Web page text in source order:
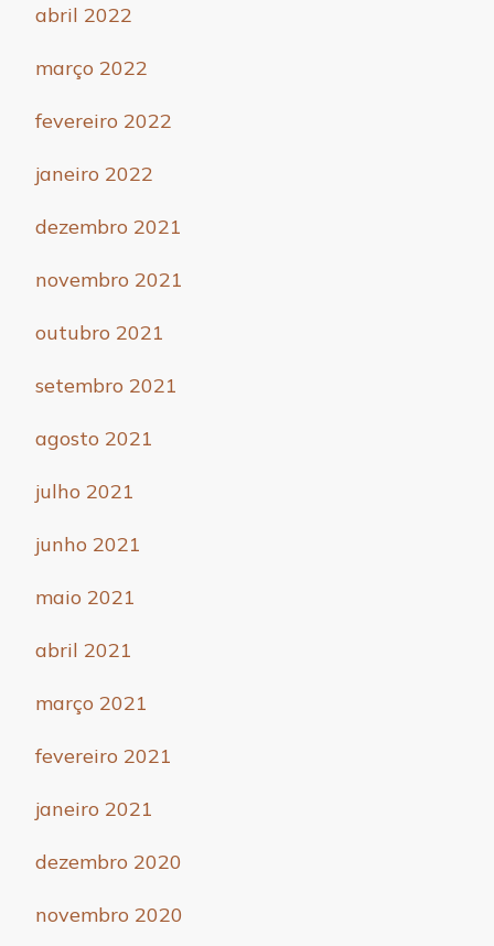
abril 2022
março 2022
fevereiro 2022
janeiro 2022
dezembro 2021
novembro 2021
outubro 2021
setembro 2021
agosto 2021
julho 2021
junho 2021
maio 2021
abril 2021
março 2021
fevereiro 2021
janeiro 2021
dezembro 2020
novembro 2020